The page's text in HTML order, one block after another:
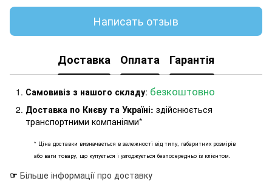
Написать отзыв
Доставка Оплата Гарантія
Самовивіз з нашого складу: безкоштовно
Доставка по Києву та Україні: здійснюється
транспортними компаніями*
* Ціна доставки визначається в залежності від типу, габаритних розмірів
або ваги товару, що купується і узгоджується безпосередньо із клієнтом.
☞ Більше інформації про доставку